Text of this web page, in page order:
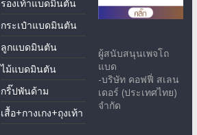
รองเท้าแบดมินตัน
กระเป๋าแบดมินตัน
ลูกแบดมินตัน
ไม้แบดมินตัน
กริ๊ปพันด้าม
เสื้อ+กางเกง+ถุงเท้า
ผู้สนับสนุนเพจโถ
แบด
-บริษัท คอฟฟี่ สเลน
เดอร์ (ประเทศไทย)
จำกัด